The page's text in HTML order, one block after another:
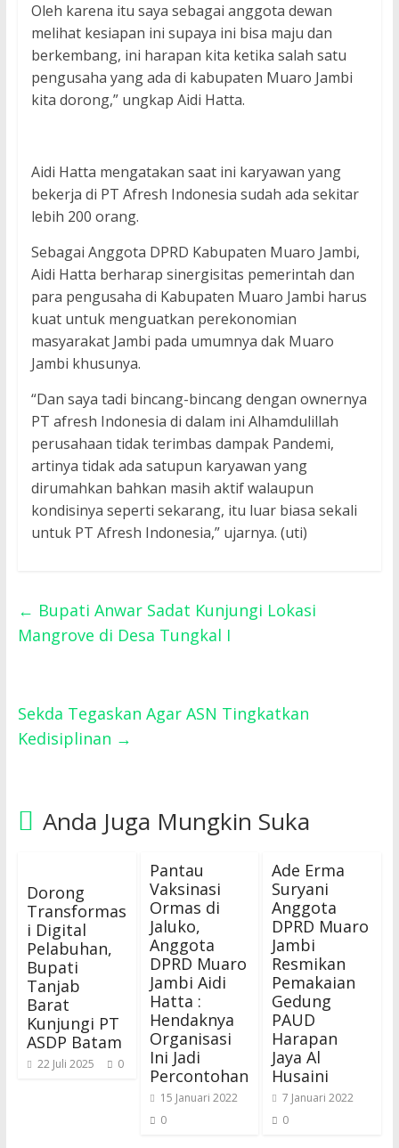
Oleh karena itu saya sebagai anggota dewan
melihat kesiapan ini supaya ini bisa maju dan
berkembang, ini harapan kita ketika salah satu
pengusaha yang ada di kabupaten Muaro Jambi
kita dorong,” ungkap Aidi Hatta.
Aidi Hatta mengatakan saat ini karyawan yang
bekerja di PT Afresh Indonesia sudah ada sekitar
lebih 200 orang.
Sebagai Anggota DPRD Kabupaten Muaro Jambi,
Aidi Hatta berharap sinergisitas pemerintah dan
para pengusaha di Kabupaten Muaro Jambi harus
kuat untuk menguatkan perekonomian
masyarakat Jambi pada umumnya dak Muaro
Jambi khusunya.
“Dan saya tadi bincang-bincang dengan ownernya
PT afresh Indonesia di dalam ini Alhamdulillah
perusahaan tidak terimbas dampak Pandemi,
artinya tidak ada satupun karyawan yang
dirumahkan bahkan masih aktif walaupun
kondisinya seperti sekarang, itu luar biasa sekali
untuk PT Afresh Indonesia,” ujarnya. (uti)
← Bupati Anwar Sadat Kunjungi Lokasi
Mangrove di Desa Tungkal I
Sekda Tegaskan Agar ASN Tingkatkan
Kedisiplinan →
Anda Juga Mungkin Suka
Dorong
Transformas
i Digital
Pelabuhan,
Bupati
Tanjab
Barat
Kunjungi PT
ASDP Batam
22 Juli 2025 0
Pantau
Vaksinasi
Ormas di
Jaluko,
Anggota
DPRD Muaro
Jambi Aidi
Hatta :
Hendaknya
Organisasi
Ini Jadi
Percontohan
15 Januari 2022
0
Ade Erma
Suryani
Anggota
DPRD Muaro
Jambi
Resmikan
Pemakaian
Gedung
PAUD
Harapan
Jaya Al
Husaini
7 Januari 2022
0